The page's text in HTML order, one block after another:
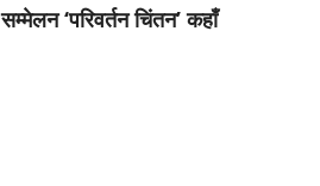
‘परिवर्तन चिंतन’ कहाँ